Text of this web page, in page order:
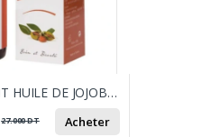
BIO ORIENT HUILE DE JOJOBA 90ML
27.000DT Acheter